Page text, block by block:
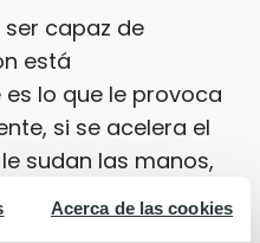
Acerca de las cookies
capaz de
está
lo que le provoca
si se acelera el
sudan las manos,
poder